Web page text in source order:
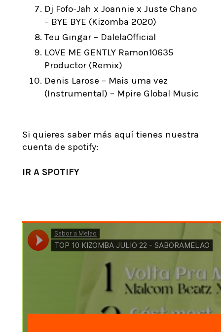
Dj Fofo-Jah x Joannie x Juste Chano
– BYE BYE (Kizomba 2020)
Teu Gingar – DalelaOfficial
LOVE ME GENTLY Ramon10635
Productor (Remix)
Denis Larose – Mais uma vez
(Instrumental) – Mpire Global Music
Si quieres saber más aquí tienes nuestra
cuenta de spotify:
IR A SPOTIFY